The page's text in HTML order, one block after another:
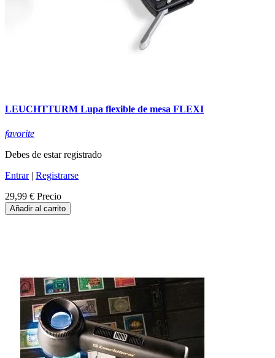
LEUCHTTURM Lupa flexible de mesa FLEXI
favorite
Debes de estar registrado
Entrar| Registrarse
29,99 € Precio
Añadir al carrito